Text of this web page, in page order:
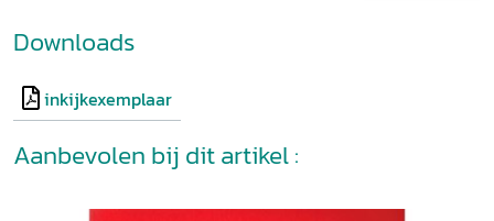
Downloads
inkijkexemplaar
Aanbevolen bij dit artikel :